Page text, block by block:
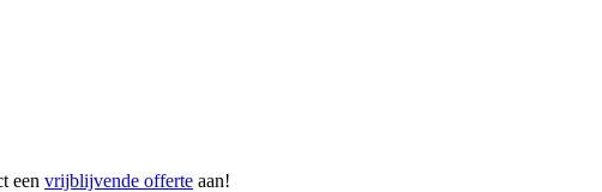
een vrijblijvende offerte aan!